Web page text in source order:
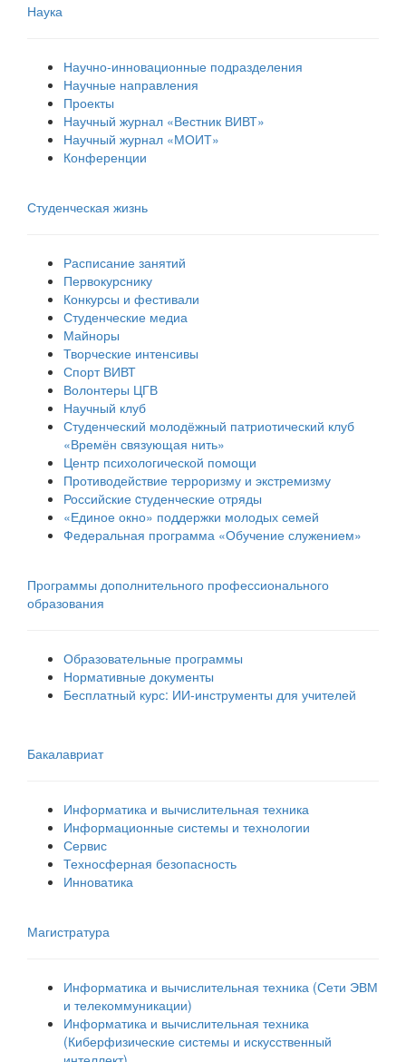
Наука
Научно-инновационные подразделения
Научные направления
Проекты
Научный журнал «Вестник ВИВТ»
Научный журнал «МОИТ»
Конференции
Студенческая жизнь
Расписание занятий
Первокурснику
Конкурсы и фестивали
Студенческие медиа
Майноры
Творческие интенсивы
Спорт ВИВТ
Волонтеры ЦГВ
Научный клуб
Студенческий молодёжный патриотический клуб
«Времён связующая нить»
Центр психологической помощи
Противодействие терроризму и экстремизму
Российские cтуденческие отряды
«Единое окно» поддержки молодых семей
Федеральная программа «Обучение служением»
Программы дополнительного профессионального
образования
Образовательные программы
Нормативные документы
Бесплатный курс: ИИ‑инструменты для учителей
Бакалавриат
Информатика и вычислительная техника
Информационные системы и технологии
Сервис
Техносферная безопасность
Инноватика
Магистратура
Информатика и вычислительная техника (Сети ЭВМ
и телекоммуникации)
Информатика и вычислительная техника
(Киберфизические системы и искусственный